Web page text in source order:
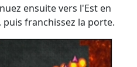
ensuite vers l'Est en
franchissez la porte.